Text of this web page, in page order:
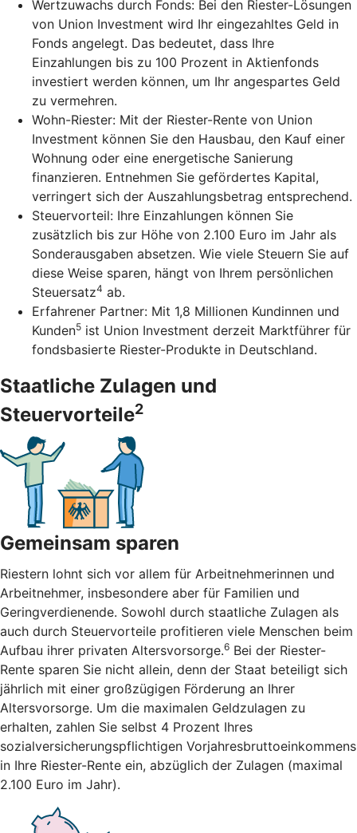
Wertzuwachs durch Fonds: Bei den Riester-Lösungen
von Union Investment wird Ihr eingezahltes Geld in
Fonds angelegt. Das bedeutet, dass Ihre
Einzahlungen bis zu 100 Prozent in Aktienfonds
investiert werden können, um Ihr angespartes Geld
zu vermehren.
Wohn-Riester: Mit der Riester-Rente von Union
Investment können Sie den Hausbau, den Kauf einer
Wohnung oder eine energetische Sanierung
finanzieren. Entnehmen Sie gefördertes Kapital,
verringert sich der Auszahlungsbetrag entsprechend.
Steuervorteil: Ihre Einzahlungen können Sie
zusätzlich bis zur Höhe von 2.100 Euro im Jahr als
Sonderausgaben absetzen. Wie viele Steuern Sie auf
diese Weise sparen, hängt von Ihrem persönlichen
Steuersatz4 ab.
Erfahrener Partner: Mit 1,8 Millionen Kundinnen und
Kunden5 ist Union Investment derzeit Marktführer für
fondsbasierte Riester-Produkte in Deutschland.
Staatliche Zulagen und
Steuervorteile2
Gemeinsam sparen
Riestern lohnt sich vor allem für Arbeitnehmerinnen und
Arbeitnehmer, insbesondere aber für Familien und
Geringverdienende. Sowohl durch staatliche Zulagen als
auch durch Steuervorteile profitieren viele Menschen beim
Aufbau ihrer privaten Altersvorsorge.6 Bei der Riester-
Rente sparen Sie nicht allein, denn der Staat beteiligt sich
jährlich mit einer großzügigen Förderung an Ihrer
Altersvorsorge. Um die maximalen Geldzulagen zu
erhalten, zahlen Sie selbst 4 Prozent Ihres
sozialversicherungspflichtigen Vorjahresbruttoeinkommens
in Ihre Riester-Rente ein, abzüglich der Zulagen (maximal
2.100 Euro im Jahr).